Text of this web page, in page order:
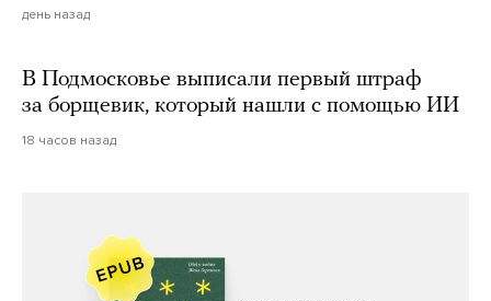
день назад
В Подмосковье выписали первый штраф
за борщевик, который нашли с помощью ИИ
18 часов назад